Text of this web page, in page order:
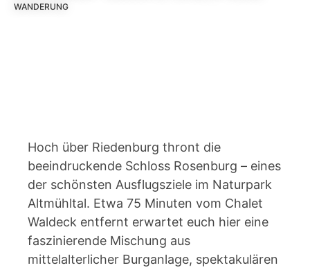
WANDERUNG
Hoch über Riedenburg thront die
beeindruckende Schloss Rosenburg – eines
der schönsten Ausflugsziele im Naturpark
Altmühltal. Etwa 75 Minuten vom Chalet
Waldeck entfernt erwartet euch hier eine
faszinierende Mischung aus
mittelalterlicher Burganlage, spektakulären